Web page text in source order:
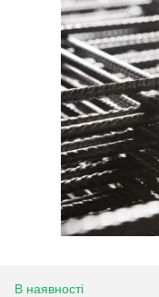
В наявності